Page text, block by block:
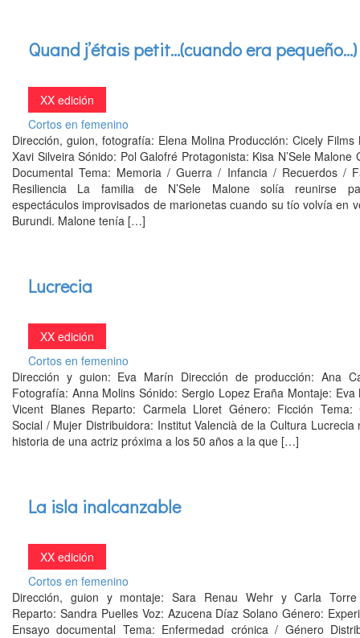
Quand j’étais petit…(cuando era pequeño…)
XX edición
Cortos en femenino
Dirección, guion, fotografía: Elena Molina Producción: Cicely Films
Xavi Silveira Sónido: Pol Galofré Protagonista: Kisa N’Sele Malone
Documental Tema: Memoria / Guerra / Infancia / Recuerdos /
Resiliencia La familia de N’Sele Malone solía reunirse
espectáculos improvisados de marionetas cuando su tío volvía en
Burundi. Malone tenía […]
Lucrecia
XX edición
Cortos en femenino
Dirección y guion: Eva Marín Dirección de producción: Ana
Fotografía: Anna Molins Sónido: Sergio Lopez Eraña Montaje: Eva
Vicent Blanes Reparto: Carmela Lloret Género: Ficción Tema:
Social / Mujer Distribuidora: Institut Valencià de la Cultura Lucrecia
historia de una actriz próxima a los 50 años a la que […]
La isla inalcanzable
XX edición
Cortos en femenino
Dirección, guion y montaje: Sara Renau Wehr y Carla
Reparto: Sandra Puelles Voz: Azucena Díaz Solano Género:
Ensayo documental Tema: Enfermedad crónica / Género